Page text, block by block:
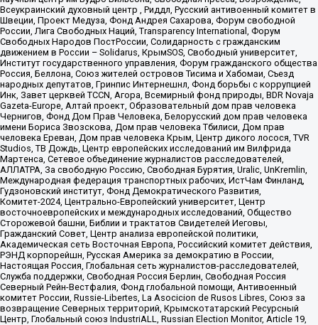
Всеукраинский духовный центр , Риддл, Русский антивоенный комитет в
Швеции, Проект Медуза, Фонд Андрея Сахарова, Форум свободной
России, Лига Свободных Наций, Transparеncy International, Форум
Свободных Народов ПостРоссии, Солидарность с гражданским
движением в России – Solidarus, КрымSOS, Свободный университет,
Институт государственного управления, Форум гражданского общества
Россия, Беллона, Союз жителей островов Тисима и Хабомаи, Съезд
народных депутатов, Гринпис Интернешнл, Фонд борьбы с коррупцией
Инк, Завет церквей TCCN, Агора, Всемирный фонд природы, BDR Novaja
Gazeta-Europe, Алтай проект, Образовательный дом прав человека
Чернигов, Фонд Дом Прав Человека, Белорусский дом прав человека
имени Бориса Звозскова, Дом прав человека Тбилиси, Дом прав
человека Ереван, Дом прав человека Крым, Центр дикого лосося, TVR
Studios, ТВ Дождь, Центр европейских исследований им Вилфрида
Мартенса, Сетевое объединение журналистов расследователей,
АЛЛАТРА, За свободную Россию, Свободная Бурятия, Uralic, UnKremlin,
Международная федерация транспортных рабочих, ИстЧам Финланд,
Гудзоновский институт, Фонд Демократического Развития,
Комитет-2024, Центрально-Европейский университет, Центр
восточноевропейских и международных исследований, Общество
Сторожевой башни, Библии и трактатов Свидетелей Иеговы,
Гражданский Совет, Центр анализа европейской политики,
Академическая сеть Восточная Европа, Российский комитет действия,
РЭНД корпорейшн, Русская Америка за демократию в России,
Настоящая Россия, Глобальная сеть журналистов-расследователей,
Служба поддержки, Свободная Россия Берлин, Свободная Россия
Северный Рейн-Вестфалия, Фонд глобальной помощи, Антивоенный
комитет России, Russie-Libertes, La Asocicion de Rusos Libres, Союз за
возвращение Северных территорий, Крымскотатарский Ресурсный
Центр, Глобальный союз IndustriALL, Russian Election Monitor, Article 19,